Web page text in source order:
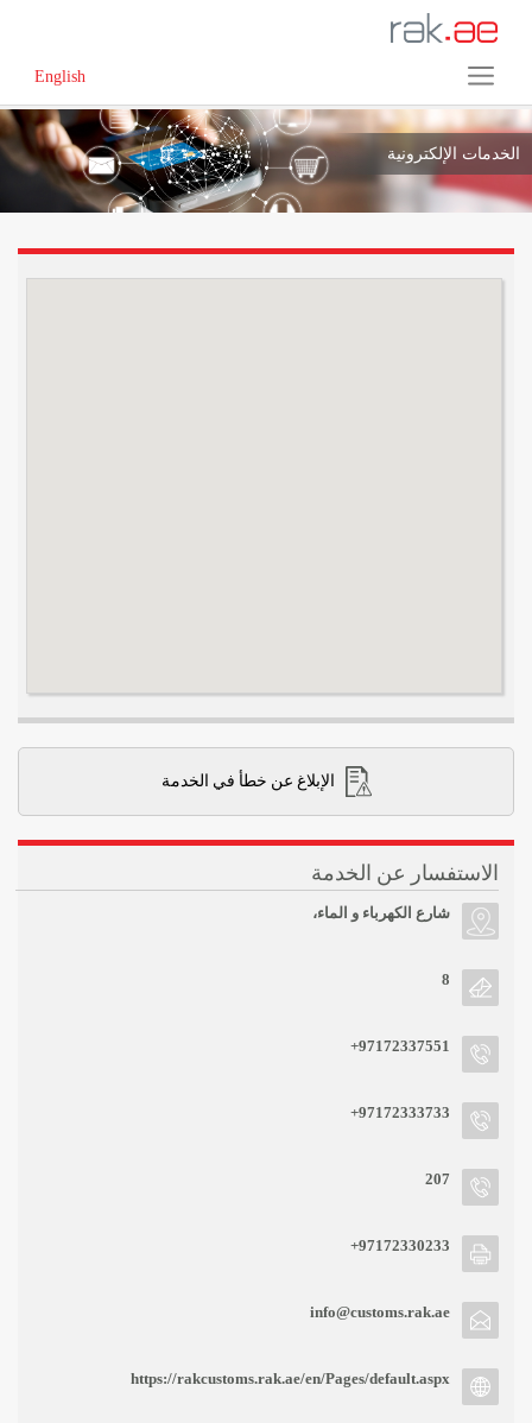
English
الخدمات الإلكترونية
الإبلاغ عن خطأ في الخدمة
الاستفسار عن الخدمة
شارع الكهرباء و الماء،
8
+97172337551
+97172333733
207
+97172330233
info@customs.rak.ae
https://rakcustoms.rak.ae/en/Pages/default.aspx